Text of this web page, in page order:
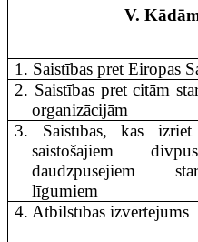
V.
1. Saistības pret Eiropas
2. Saistības pret citām
organizācijām
3. Saistības, kas
saisto­šajiem
daudzpusējiem
līgumiem
4. Atbilstības izvērtējums